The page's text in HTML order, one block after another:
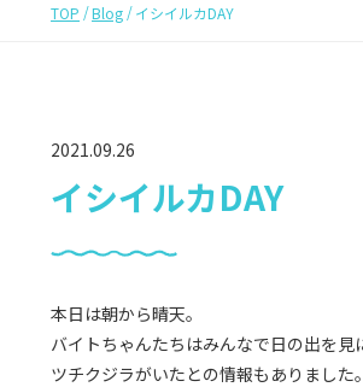
TOP Blog イシイルカDAY
2021.09.26
イシイルカDAY
本日は朝から晴天。
バイトちゃんたちはみんなで日の出を見
ツチクジラがいたとの情報もありました。